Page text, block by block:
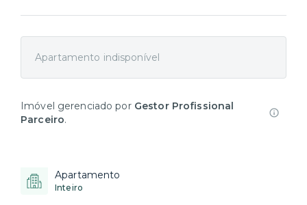
Apartamento indisponível
Imóvel gerenciado por Gestor Profissional
Parceiro.
Apartamento
Inteiro